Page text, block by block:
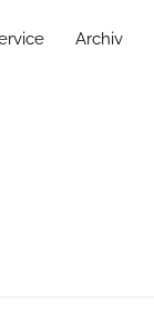
Archiv